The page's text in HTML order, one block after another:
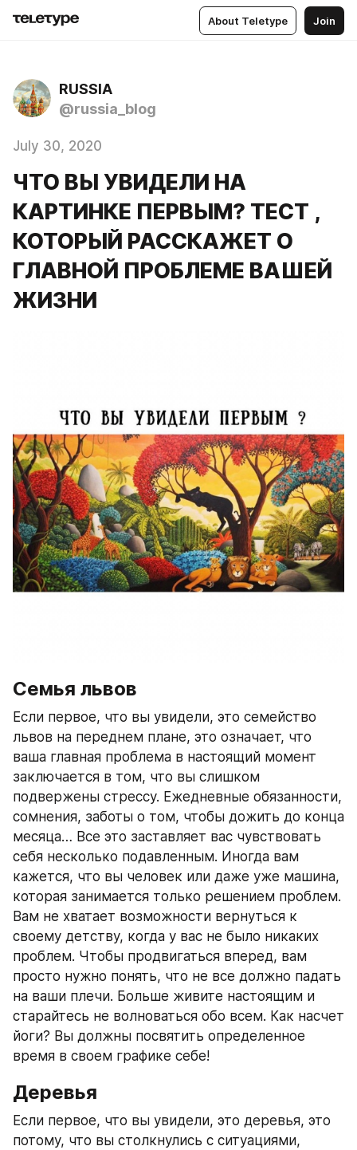
About Teletype Join
RUSSIA
@russia_blog
July 30, 2020
ЧТО ВЫ УВИДЕЛИ НА
КАРТИНКЕ ПЕРВЫМ? ТЕСТ ,
КОТОРЫЙ РАССКАЖЕТ О
ГЛАВНОЙ ПРОБЛЕМЕ ВАШЕЙ
ЖИЗНИ
Семья львов
Если первое, что вы увидели, это семейство
львов на переднем плане, это означает, что
ваша главная проблема в настоящий момент
заключается в том, что вы слишком
подвержены стрессу. Ежедневные обязанности,
сомнения, заботы о том, чтобы дожить до конца
месяца… Все это заставляет вас чувствовать
себя несколько подавленным. Иногда вам
кажется, что вы человек или даже уже машина,
которая занимается только решением проблем.
Вам не хватает возможности вернуться к
своему детству, когда у вас не было никаких
проблем. Чтобы продвигаться вперед, вам
просто нужно понять, что не все должно падать
на ваши плечи. Больше живите настоящим и
старайтесь не волноваться обо всем. Как насчет
йоги? Вы должны посвятить определенное
время в своем графике себе!
Деревья
Если первое, что вы увидели, это деревья, это
потому, что вы столкнулись с ситуациями,